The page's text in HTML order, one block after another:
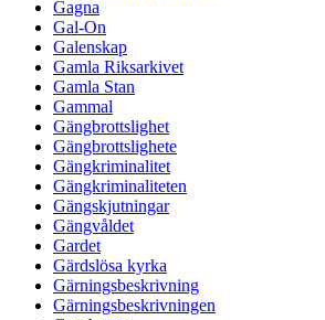
Gagna
Gal-On
Galenskap
Gamla Riksarkivet
Gamla Stan
Gammal
Gängbrottslighet
Gängbrottslighete
Gängkriminalitet
Gängkriminaliteten
Gängskjutningar
Gängvåldet
Gardet
Gärdslösa kyrka
Gärningsbeskrivning
Gärningsbeskrivningen